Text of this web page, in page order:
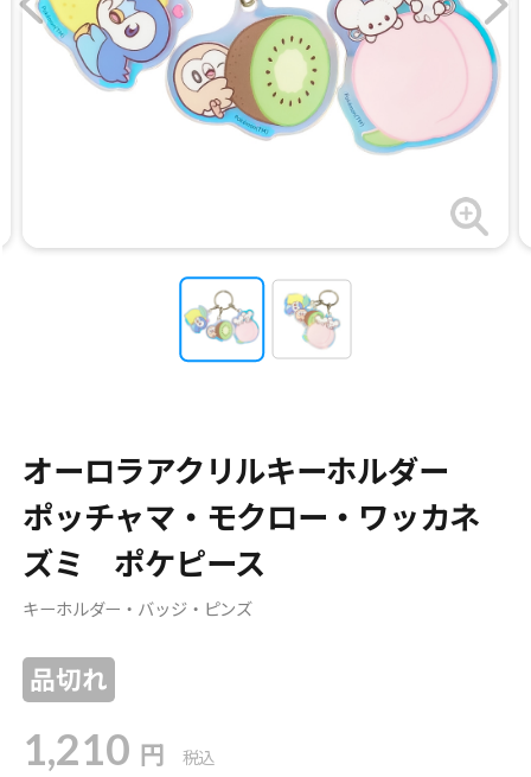
オーロラアクリルキーホルダー
ポッチャマ・モクロー・ワッカネ
ズミ ポケピース
キーホルダー・バッジ・ピンズ
品切れ
1,210 円 税込